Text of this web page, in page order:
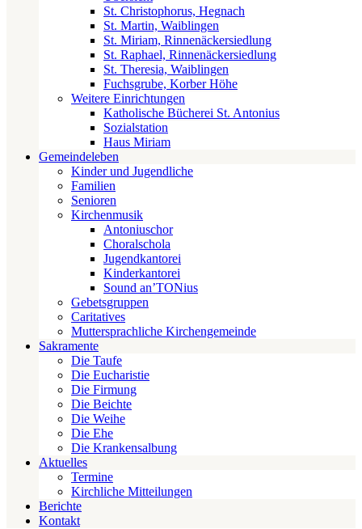
St. Christophorus, Hegnach
St. Martin, Waiblingen
St. Miriam, Rinnenäckersiedlung
St. Raphael, Rinnenäckersiedlung
St. Theresia, Waiblingen
Fuchsgrube, Korber Höhe
Weitere Einrichtungen
Katholische Bücherei St. Antonius
Sozialstation
Haus Miriam
Gemeindeleben
Kinder und Jugendliche
Familien
Senioren
Kirchenmusik
Antoniuschor
Choralschola
Jugendkantorei
Kinderkantorei
Sound an’TONius
Gebetsgruppen
Caritatives
Muttersprachliche Kirchengemeinde
Sakramente
Die Taufe
Die Eucharistie
Die Firmung
Die Beichte
Die Weihe
Die Ehe
Die Krankensalbung
Aktuelles
Termine
Kirchliche Mitteilungen
Berichte
Kontakt